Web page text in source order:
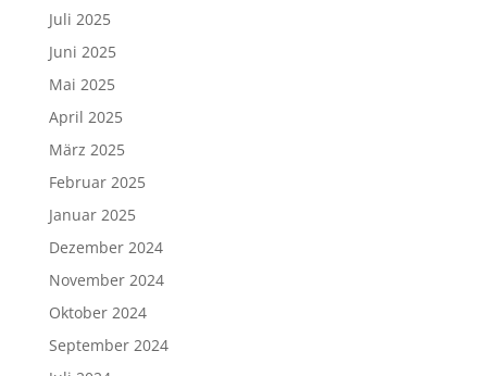
Juli 2025
Juni 2025
Mai 2025
April 2025
März 2025
Februar 2025
Januar 2025
Dezember 2024
November 2024
Oktober 2024
September 2024